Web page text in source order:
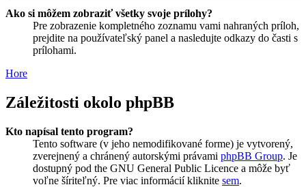
Ako si môžem zobraziť všetky svoje prílohy?
Pre zobrazenie kompletného zoznamu vami nahraných príloh,
prejdite na používateľský panel a nasledujte odkazy do časti s
prílohami.
Hore
Záležitosti okolo phpBB
Kto napísal tento program?
Tento software (v jeho nemodifikované forme) je vytvorený,
zverejnený a chránený autorskými právami phpBB Group. Je
dostupný pod the GNU General Public Licence a môže byť
voľne šíriteľný. Pre viac informácií kliknite sem.